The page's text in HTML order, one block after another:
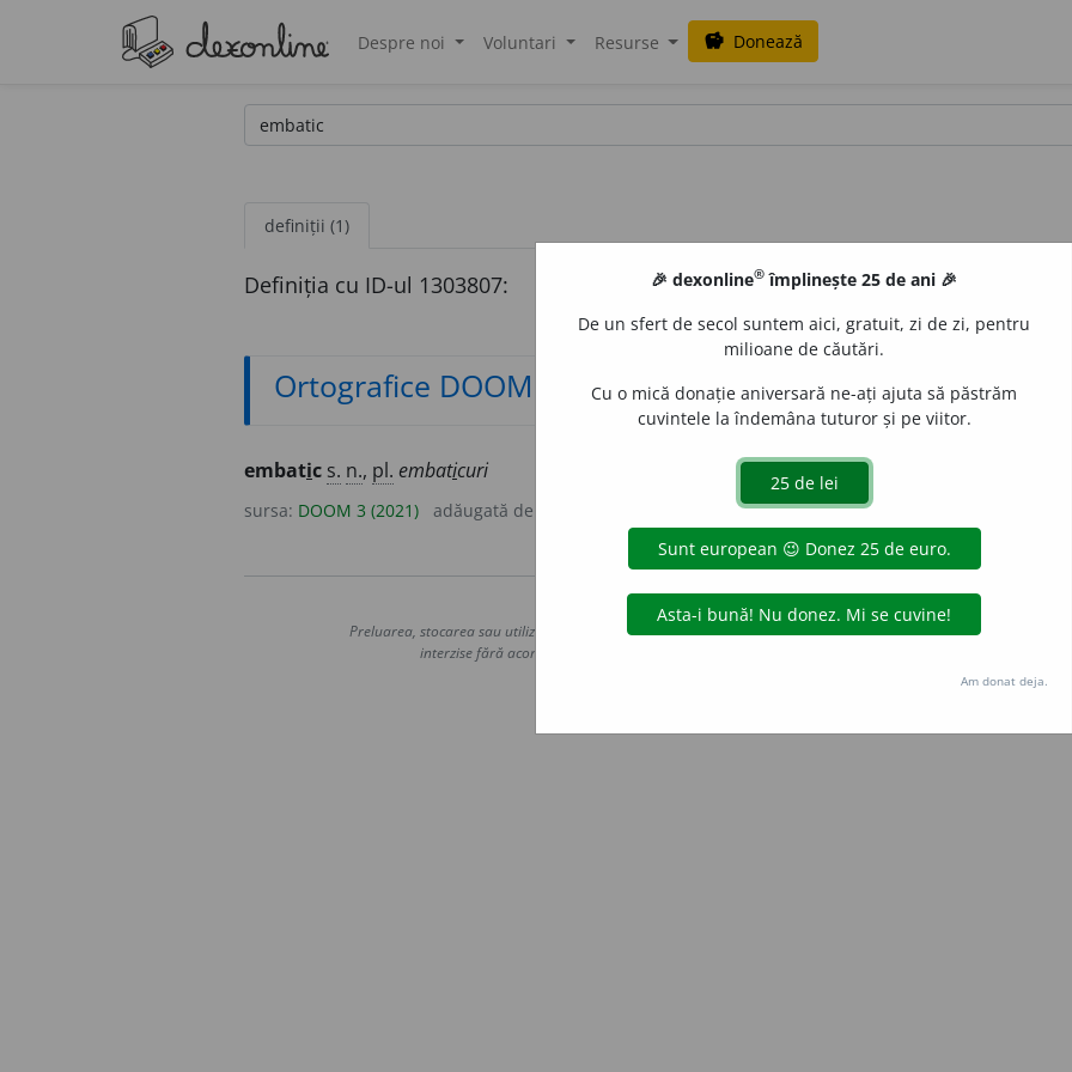
Despre noi Voluntari Resurse savings Donează
definiții (1)
Definiția cu ID-ul 1303807:
Ortografice DOOM
embatic s. n., pl. embaticuri
sursa: DOOM 3 (2021) adăugată de
Copyright © 2004-2026 dexonline (https://dexonline.ro)
Preluarea, stocarea sau utilizarea datelor de pe acest site, inclusiv prin orice metode de extragere automată
interzise fără acordul nostru prealabil scris, cu excepția seturilor de date oferite oficial spre utilizare
Hosterion
🎉 dexonline® împlinește 25 de ani 🎉
De un sfert de secol suntem aici, gratuit, zi de zi, pentru
milioane de căutări.
Cu o mică donație aniversară ne-ați ajuta să păstrăm
cuvintele la îndemâna tuturor și pe viitor.
Am donat deja.